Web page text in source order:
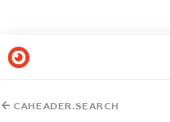
CAHEADER.SEARCH